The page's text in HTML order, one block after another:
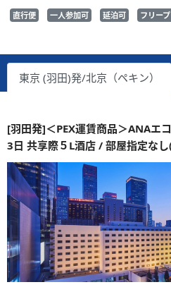
直行便 一人参加可 延泊可 フリー
東京 (羽田)発/北京（ペキン）
[羽田発]＜PEX運賃商品＞ANAエ
3日 共享際５L酒店 / 部屋指定な